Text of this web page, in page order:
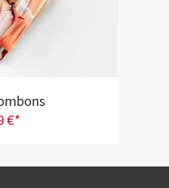
€*